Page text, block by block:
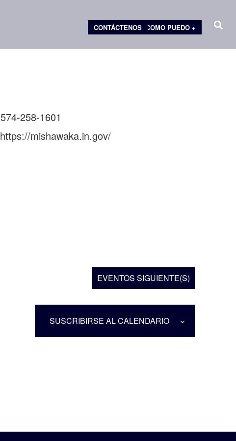
COMO PUEDO +
CONTÁCTENOS
Teléfono
574-258-1601
Sitio
https://mishawaka.in.gov/
EVENTOS SIGUIENTE(S)
SUSCRIBIRSE AL CALENDARIO